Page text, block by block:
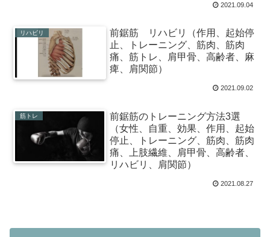
2021.09.04
リハビリ
前鋸筋 リハビリ（作用、起始停
止、トレーニング、筋肉、筋肉
痛、筋トレ、肩甲骨、高齢者、麻
痺、肩関節）
2021.09.02
筋トレ
前鋸筋のトレーニング方法3選
（女性、自重、効果、作用、起始
停止、トレーニング、筋肉、筋肉
痛、上肢繊維、肩甲骨、高齢者、
リハビリ、肩関節）
2021.08.27